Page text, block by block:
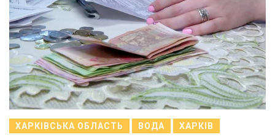
ХАРКІВСЬКА ОБЛАСТЬ ВОДА ХАРКІВ